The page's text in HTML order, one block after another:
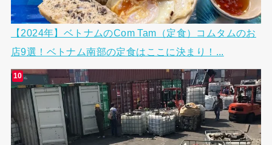
【2024年】ベトナムのCom Tam（定食）コムタムのお
店9選！ベトナム南部の定食はここに決まり！...